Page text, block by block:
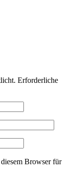
Erforderliche
Browser für